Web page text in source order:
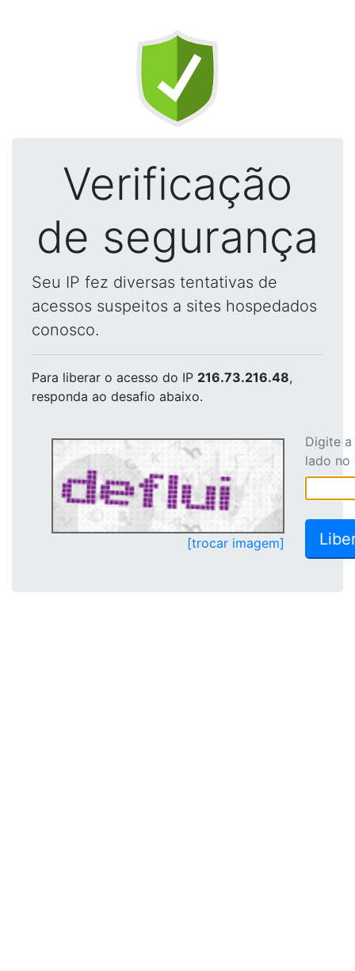
Verificação
de segurança
Seu IP fez diversas tentativas de
acessos suspeitos a sites hospedados
conosco.
Para liberar o acesso do IP 216.73.216.48,
responda ao desafio abaixo.
[trocar imagem]
Digite
lado no